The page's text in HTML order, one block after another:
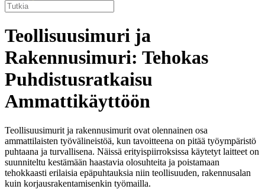
Teollisuusimuri ja
Rakennusimuri: Tehokas
Puhdistusratkaisu
Ammattikäyttöön
Teollisuusimurit ja rakennusimurit ovat olennainen osa
ammattilaisten työvälineistöä, kun tavoitteena on pitää työympäristö
puhtaana ja turvallisena. Näissä erityispiirroksissa käytetyt laitteet on
suunniteltu kestämään haastavia olosuhteita ja poistamaan
tehokkaasti erilaisia epäpuhtauksia niin teollisuuden, rakennusalan
kuin korjausrakentamisenkin työmailla.